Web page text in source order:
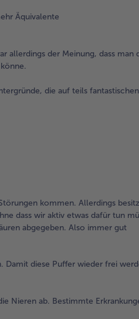
Äquivalente
allerdings der Meinung, dass man
die auf teils fantastischen
kommen. Allerdings
dass wir aktiv etwas dafür tun
abgegeben. Also immer gut
diese Puffer wieder frei
Nieren ab. Bestimmte